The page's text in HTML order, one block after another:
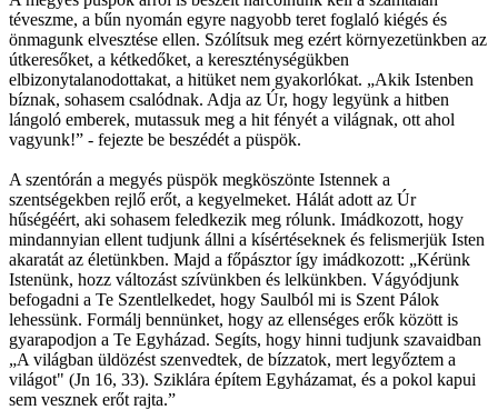
téveszme, a bűn nyomán egyre nagyobb teret foglaló kiégés és
önmagunk elvesztése ellen. Szólítsuk meg ezért környezetünkben az
útkeresőket, a kétkedőket, a kereszténységükben
elbizonytalanodottakat, a hitüket nem gyakorlókat. „Akik Istenben
bíznak, sohasem csalódnak. Adja az Úr, hogy legyünk a hitben
lángoló emberek, mutassuk meg a hit fényét a világnak, ott ahol
vagyunk!” - fejezte be beszédét a püspök.
A szentórán a megyés püspök megköszönte Istennek a
szentségekben rejlő erőt, a kegyelmeket. Hálát adott az Úr
hűségéért, aki sohasem feledkezik meg rólunk. Imádkozott, hogy
mindannyian ellent tudjunk állni a kísértéseknek és felismerjük Isten
akaratát az életünkben. Majd a főpásztor így imádkozott: „Kérünk
Istenünk, hozz változást szívünkben és lelkünkben. Vágyódjunk
befogadni a Te Szentlelkedet, hogy Saulból mi is Szent Pálok
lehessünk. Formálj bennünket, hogy az ellenséges erők között is
gyarapodjon a Te Egyházad. Segíts, hogy hinni tudjunk szavaidban
„A világban üldözést szenvedtek, de bízzatok, mert legyőztem a
világot" (Jn 16, 33). Sziklára építem Egyházamat, és a pokol kapui
sem vesznek erőt rajta.”